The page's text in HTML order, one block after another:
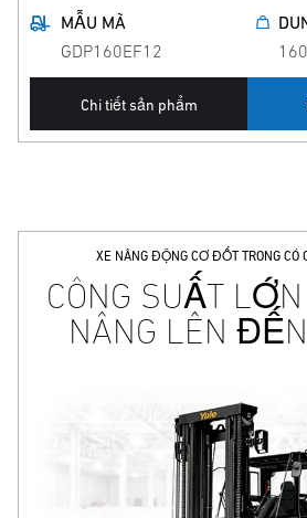
MẪU MÃ
GDP160EF12
Chi tiết sản phẩm
XE NÂNG ĐỘNG CƠ ĐỐT TRONG CÓ
CÔNG SUẤT
NÂNG LÊN